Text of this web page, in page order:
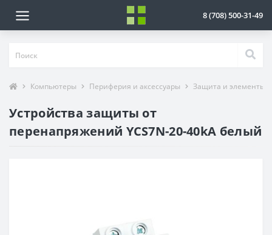
8 (708) 500-31-49
Компьютеры Периферия и аксессуары Защита и элементы
Устройства защиты от
перенапряжений YCS7N-20-40kA белый